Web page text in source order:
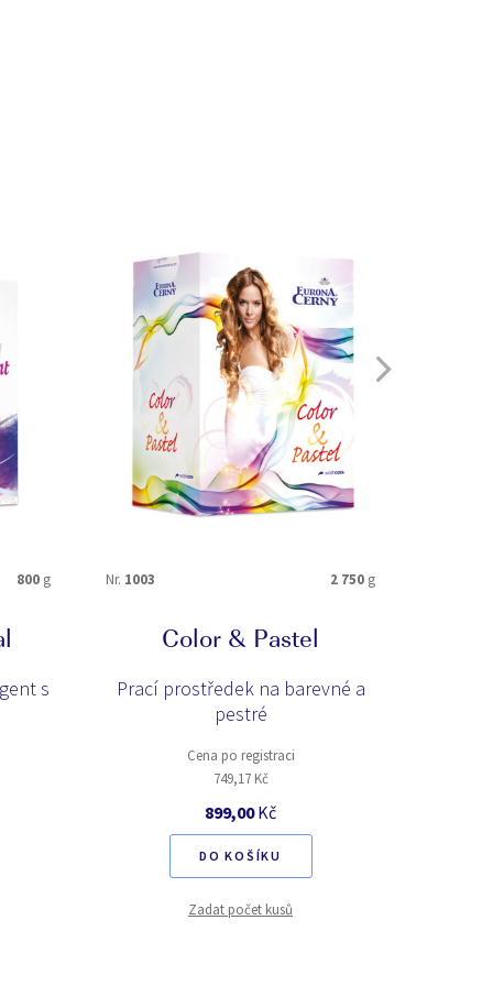
800 g
s
Nr. 1003 2 750 g
Color & Pastel
Prací prostředek na barevné a
pestré
Cena po registraci
749,17 Kč
899,00Kč
DO KOŠÍKU
Zadat počet kusů